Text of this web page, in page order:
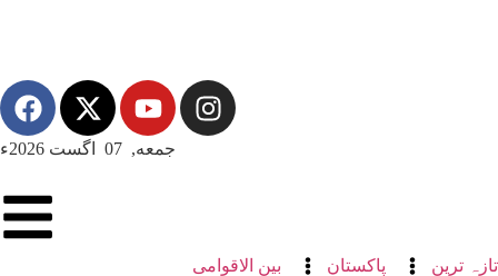
جمعه, 07 اگست 2026ء
بین الاقوامی پاکستان تازہ ترین